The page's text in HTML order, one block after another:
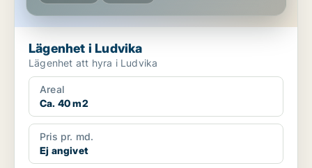
Lägenhet i Ludvika
Lägenhet att hyra i Ludvika
Areal
Ca. 40 m2
Pris pr. md.
Ej angivet